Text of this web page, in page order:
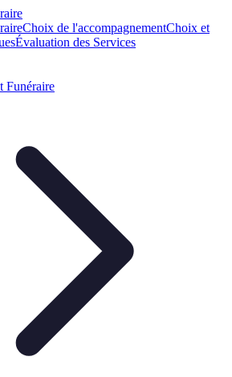
Choix de l'accompagnementChoix et
Évaluation des Services
Funéraire